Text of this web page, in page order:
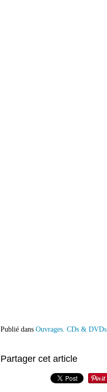
Publié dans Ouvrages. CDs & DVDs
Partager cet article